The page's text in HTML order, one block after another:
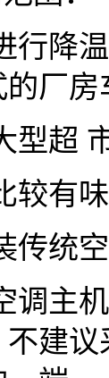
行降
厂房
型超
较有
传统
调主
建